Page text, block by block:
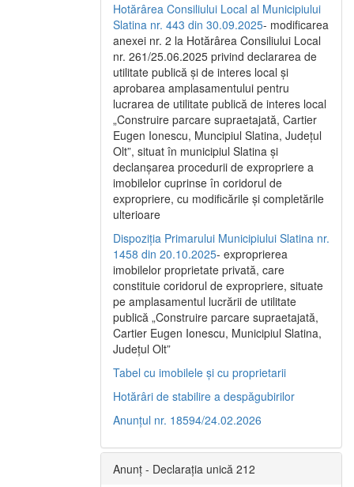
Hotărârea Consiliului Local al Municipiului
Slatina nr. 443 din 30.09.2025- modificarea
anexei nr. 2 la Hotărârea Consiliului Local
nr. 261/25.06.2025 privind declararea de
utilitate publică şi de interes local şi
aprobarea amplasamentului pentru
lucrarea de utilitate publică de interes local
„Construire parcare supraetajată, Cartier
Eugen Ionescu, Muncipiul Slatina, Judeţul
Olt”, situat în municipiul Slatina şi
declanşarea procedurii de expropriere a
imobilelor cuprinse în coridorul de
expropriere, cu modificările şi completările
ulterioare
Dispoziția Primarului Municipiului Slatina nr.
1458 din 20.10.2025- exproprierea
imobilelor proprietate privată, care
constituie coridorul de expropriere, situate
pe amplasamentul lucrării de utilitate
publică „Construire parcare supraetajată,
Cartier Eugen Ionescu, Municipiul Slatina,
Județul Olt”
Tabel cu imobilele și cu proprietarii
Hotărâri de stabilire a despăgubirilor
Anunțul nr. 18594/24.02.2026
Anunț - Declarația unică 212